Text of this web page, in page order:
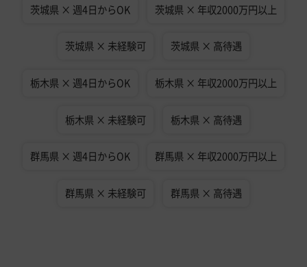
茨城県 × 週4日からOK 茨城県 × 年収2000万円以上
茨城県 × 未経験可 茨城県 × 高待遇
栃木県 × 週4日からOK 栃木県 × 年収2000万円以上
栃木県 × 未経験可 栃木県 × 高待遇
群馬県 × 週4日からOK 群馬県 × 年収2000万円以上
群馬県 × 未経験可 群馬県 × 高待遇